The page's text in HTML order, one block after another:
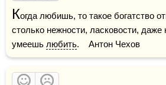
Когда любишь, то такое богатство
столько нежности, ласковости, даже
умеешь любить.    Антон Чехов